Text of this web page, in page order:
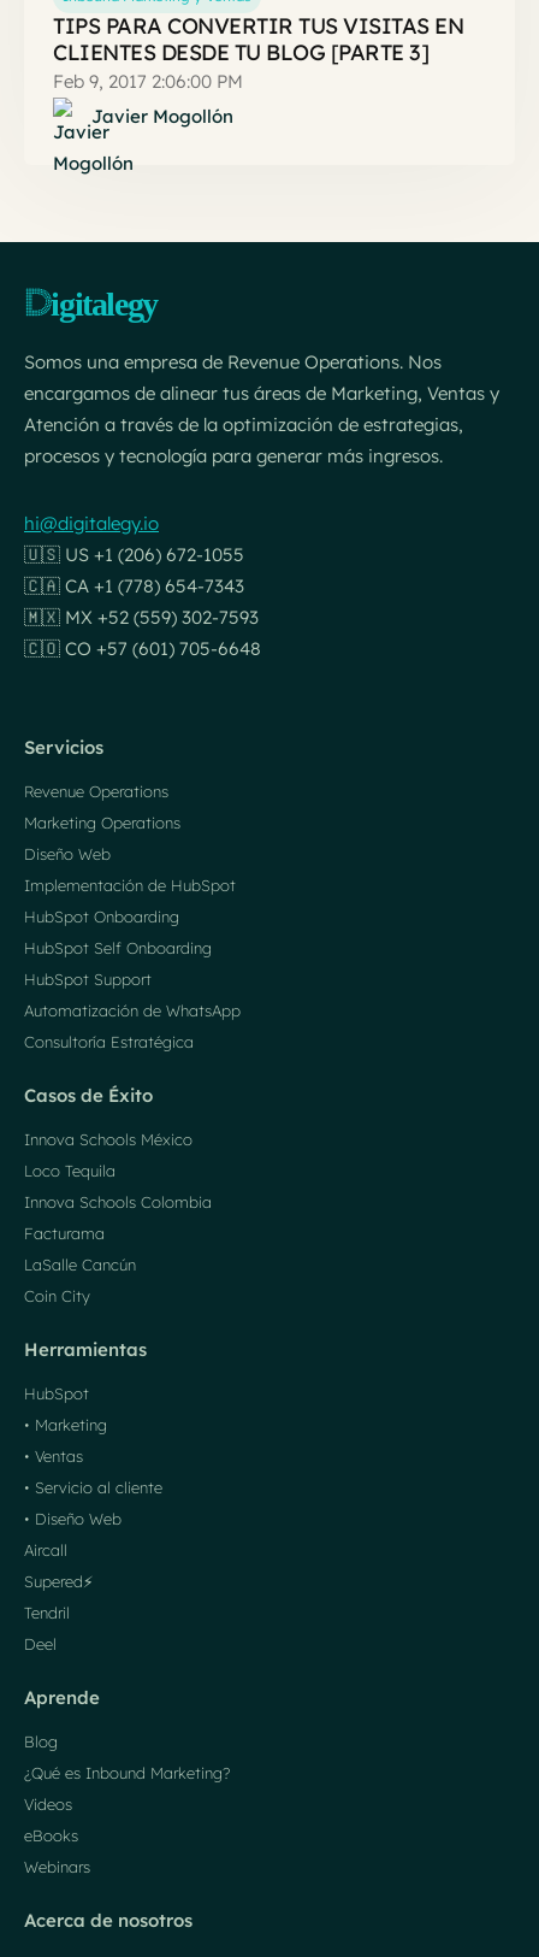
TIPS PARA CONVERTIR TUS VISITAS EN
CLIENTES DESDE TU BLOG [PARTE 3]
Feb 9, 2017 2:06:00 PM
Javier Mogollón
Somos una empresa de Revenue Operations. Nos
encargamos de alinear tus áreas de Marketing, Ventas y
Atención a través de la optimización de estrategias,
procesos y tecnología para generar más ingresos.
hi@digitalegy.io
🇺🇸 US +1 (206) 672-1055
🇨🇦 CA +1 (778) 654-7343
🇲🇽 MX +52 (559) 302-7593
🇨🇴 CO +57 (601) 705-6648
Servicios
Revenue Operations
Marketing Operations
Diseño Web
Implementación de HubSpot
HubSpot Onboarding
HubSpot Self Onboarding
HubSpot Support
Automatización de WhatsApp
Consultoría Estratégica
Casos de Éxito
Innova Schools México
Loco Tequila
Innova Schools Colombia
Facturama
LaSalle Cancún
Coin City
Herramientas
HubSpot
• Marketing
• Ventas
• Servicio al cliente
• Diseño Web
Aircall
Supered⚡️
Tendril
Deel
Aprende
Blog
¿Qué es Inbound Marketing?
Videos
eBooks
Webinars
Acerca de nosotros